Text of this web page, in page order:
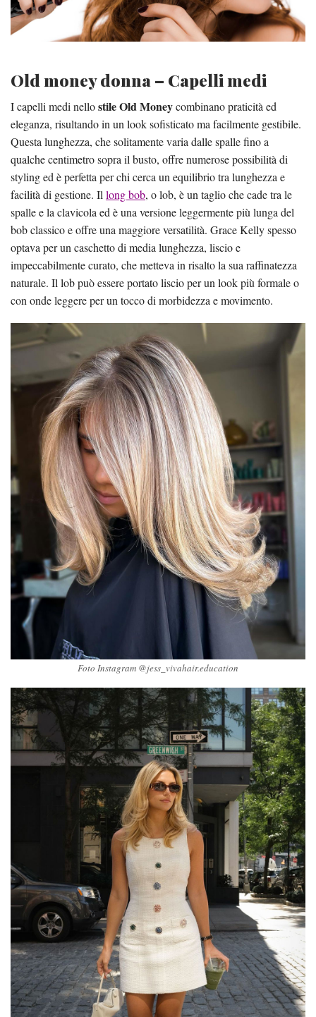
Old money donna – Capelli medi
I capelli medi nellostile Old Moneycombinano praticità ed
eleganza, risultando in un look sofisticato ma facilmente gestibile.
Questa lunghezza, che solitamente varia dalle spalle fino a
qualche centimetro sopra il busto, offre numerose possibilità di
styling ed è perfetta per chi cerca un equilibrio tra lunghezza e
facilità di gestione. Il long bob, o lob, è un taglio che cade tra le
spalle e la clavicola ed è una versione leggermente più lunga del
bob classico e offre una maggiore versatilità. Grace Kelly spesso
optava per un caschetto di media lunghezza, liscio e
impeccabilmente curato, che metteva in risalto la sua raffinatezza
naturale. Il lob può essere portato liscio per un look più formale o
con onde leggere per un tocco di morbidezza e movimento.
Foto Instagram @jess_vivahair.education